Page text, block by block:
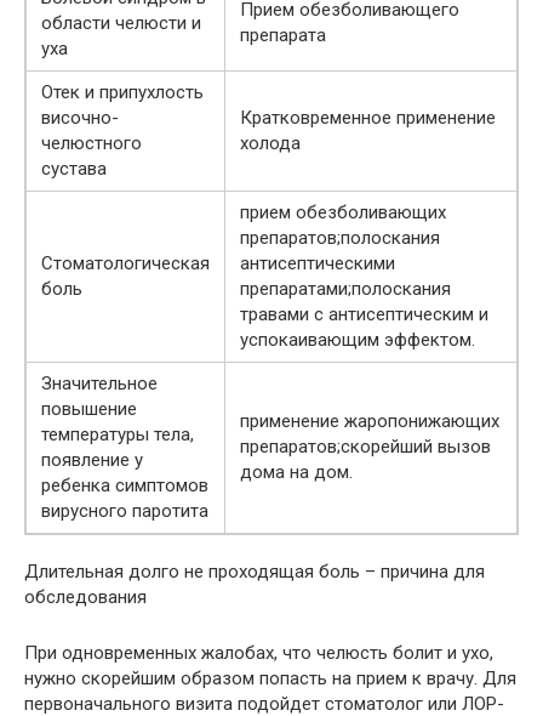
области челюсти и
уха
Прием обезболивающего
препарата
Отек и припухлость
височно-
челюстного
сустава
Кратковременное применение
холода
Стоматологическая
боль
прием обезболивающих
препаратов;полоскания
антисептическими
препаратами;полоскания
травами с антисептическим и
успокаивающим эффектом.
Значительное
повышение
температуры тела,
появление у
ребенка симптомов
вирусного паротита
применение жаропонижающих
препаратов;скорейший вызов
дома на дом.
Длительная долго не проходящая боль – причина для
обследования
При одновременных жалобах, что челюсть болит и ухо,
нужно скорейшим образом попасть на прием к врачу. Для
первоначального визита подойдет стоматолог или ЛОР-